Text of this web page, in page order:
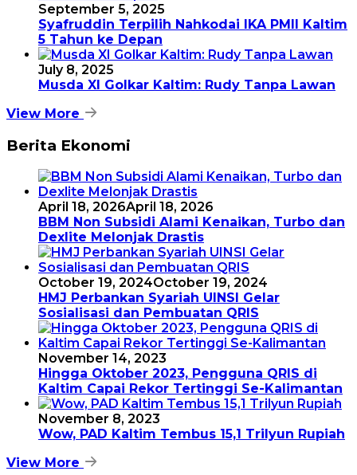
September 5, 2025
Syafruddin Terpilih Nahkodai IKA PMII Kaltim
5 Tahun ke Depan
July 8, 2025
Musda XI Golkar Kaltim: Rudy Tanpa Lawan
View More
Berita Ekonomi
April 18, 2026April 18, 2026
BBM Non Subsidi Alami Kenaikan, Turbo dan
Dexlite Melonjak Drastis
October 19, 2024October 19, 2024
HMJ Perbankan Syariah UINSI Gelar
Sosialisasi dan Pembuatan QRIS
November 14, 2023
Hingga Oktober 2023, Pengguna QRIS di
Kaltim Capai Rekor Tertinggi Se-Kalimantan
November 8, 2023
Wow, PAD Kaltim Tembus 15,1 Trilyun Rupiah
View More